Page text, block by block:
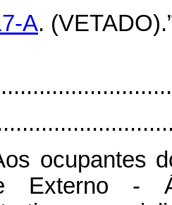
A.
ocupantes
Externo -